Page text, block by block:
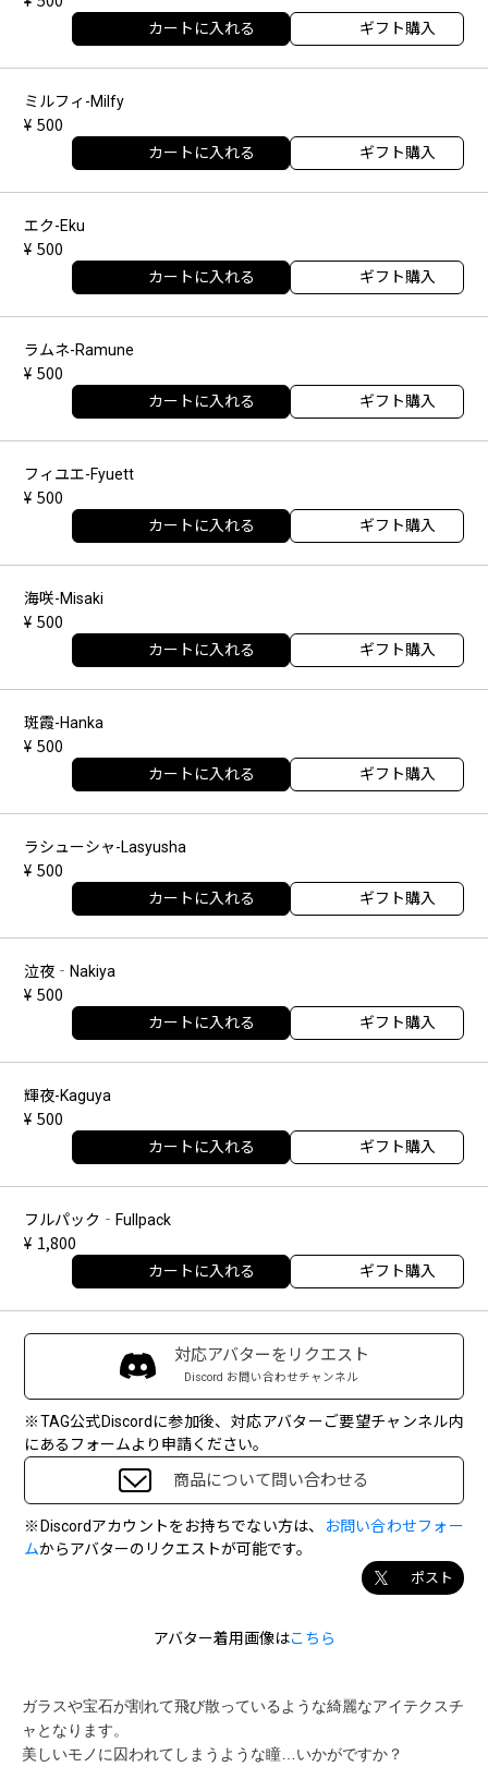
カートに入れる ギフト購入
ミルフィ-Milfy
500
カートに入れる ギフト購入
エク-Eku
500
カートに入れる ギフト購入
ラムネ-Ramune
500
カートに入れる ギフト購入
フィユエ-Fyuett
500
カートに入れる ギフト購入
海咲-Misaki
500
カートに入れる ギフト購入
斑霞-Hanka
500
カートに入れる ギフト購入
ラシューシャ-Lasyusha
500
カートに入れる ギフト購入
泣夜‐Nakiya
500
カートに入れる ギフト購入
輝夜-Kaguya
500
カートに入れる ギフト購入
フルパック‐Fullpack
1,800
カートに入れる ギフト購入
対応アバターをリクエスト
Discord お問い合わせチャンネル
※TAG公式Discordに参加後、対応アバターご要望チャンネル内
にあるフォームより申請ください。
ポスト
商品について問い合わせる
※Discordアカウントをお持ちでない方は、
お問い合わせフォー
ムからアバターのリクエストが可能です。
アバター着用画像はこちら
ガラスや宝石が割れて飛び散っているような綺麗なアイテクスチ
ャとなります。
美しいモノに囚われてしまうような瞳…いかがですか？